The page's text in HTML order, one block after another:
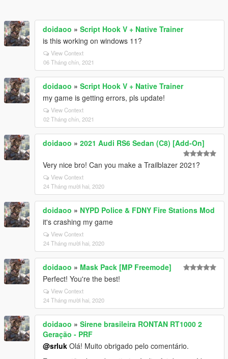
doidaoo » Script Hook V + Native Trainer
is this working on windows 11?
View Context
06 Tháng chín, 2021
doidaoo » Script Hook V + Native Trainer
my game is getting errors, pls update!
View Context
02 Tháng chín, 2021
doidaoo » 2021 Audi RS6 Sedan (C8) [Add-On]
Very nice bro! Can you make a Trailblazer 2021?
View Context
24 Tháng mười hai, 2020
doidaoo » NYPD Police & FDNY Fire Stations Mod
it's crashing my game
View Context
24 Tháng mười hai, 2020
doidaoo » Mask Pack [MP Freemode]
Perfect! You're the best!
View Context
24 Tháng mười hai, 2020
doidaoo » Sirene brasileira RONTAN RT1000 2
Geração - PRF
@srluk Olá! Muito obrigado pelo comentário.